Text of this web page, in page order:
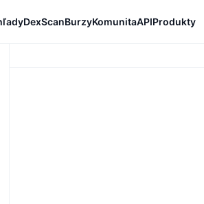
DexScanBurzyKomunitaAPIProdukty